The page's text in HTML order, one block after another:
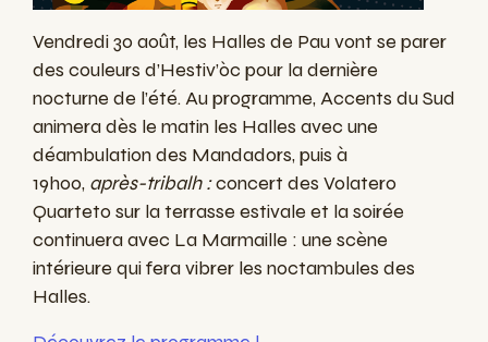
Vendredi 30 août, les Halles de Pauvont se parer
des couleurs d’Hestiv’òc pour la dernière
nocturne de l’été. Au programme, Accents du Sud
animera dès le matin les Halles avec une
déambulation des Mandadors, puis à
19h00, après-tribalh :concert des Volatero
Quarteto sur la terrasse estivale et la soirée
continuera avec La Marmaille : une scène
intérieure qui fera vibrer les noctambules des
Halles.